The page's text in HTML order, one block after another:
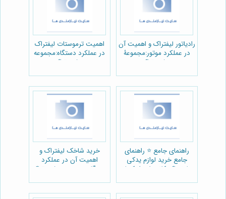
رادیاتور لیفتراک و اهمیت آن
در عملکرد موتور:مجموعۀ
پیشرو تراک
اهمیت ترموستات لیفتراک
در عملکرد دستگاه:مجموعه
پیشرو تراک
راهنمای جامع ⭐️ راهنمای
جامع خرید لوازم یدکی
لیفتراک کاترپیلار: از کجا
خرید شاخک لیفتراک و
اهمیت آن در عملکرد
دستگاه:مجموعه پیشرو تراک